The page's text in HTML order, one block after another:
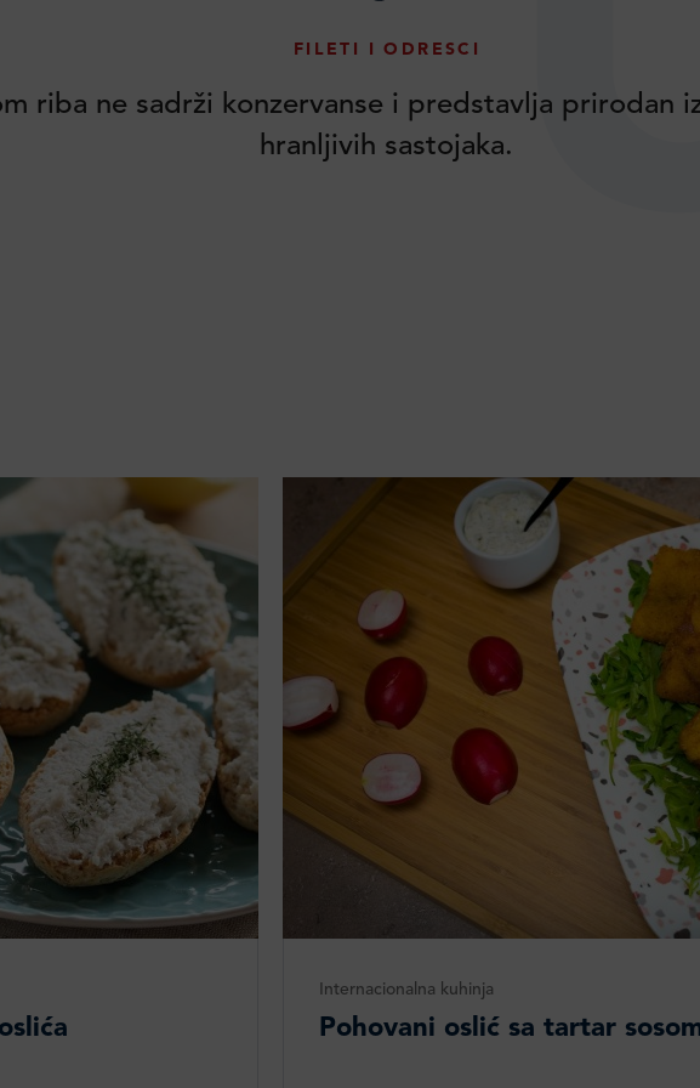
FILETI I ODRESCI
riba ne sadrži konzervanse i predstavlja prirodan
hranljivih sastojaka.
Internacionalna kuhinja
Pohovani oslić sa tartar